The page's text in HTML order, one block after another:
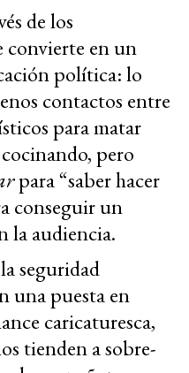
de los
convierte en un
política: lo
contactos entre
para matar
pero
para “saber hacer
conseguir un
la audiencia.
seguridad
una puesta en
caricaturesca,
tienden a sobre-